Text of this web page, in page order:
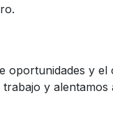
oportunidades y el
y alentamos